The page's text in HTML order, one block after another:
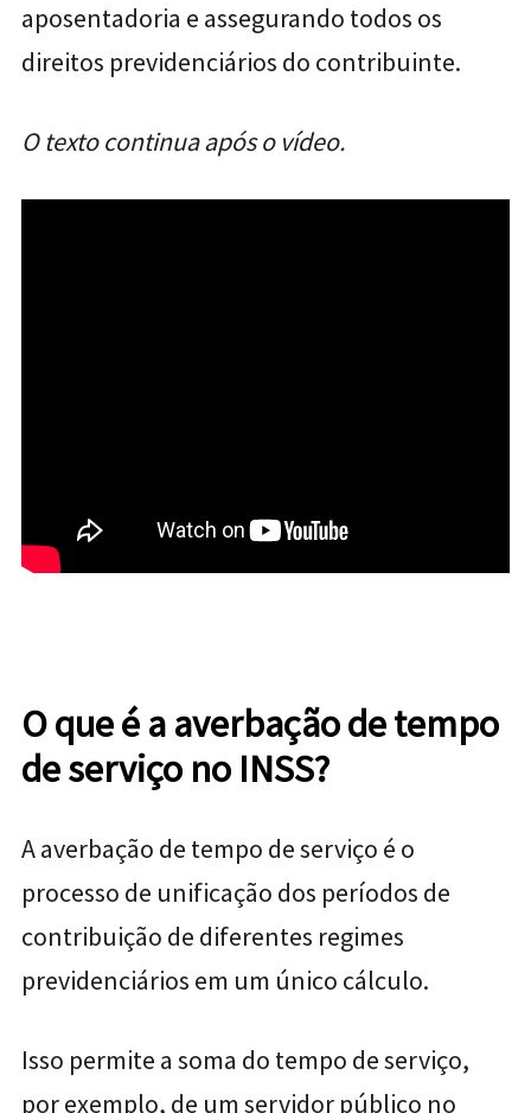
aposentadoria e assegurando todos os
direitos previdenciários do contribuinte.
O texto continua após o vídeo.
O que é a averbação de tempo
de serviço no INSS?
A averbação de tempo de serviço é o
processo de unificação dos períodos de
contribuição de diferentes regimes
previdenciários em um único cálculo.
Isso permite a soma do tempo de serviço,
por exemplo, de um servidor público no